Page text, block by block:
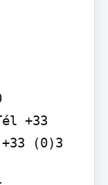
+33
(0)3